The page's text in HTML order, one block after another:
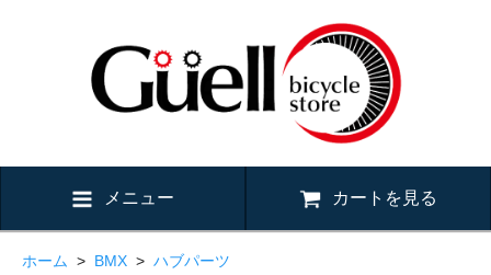
メニュー カートを見る
ホーム > BMX > ハブパーツ